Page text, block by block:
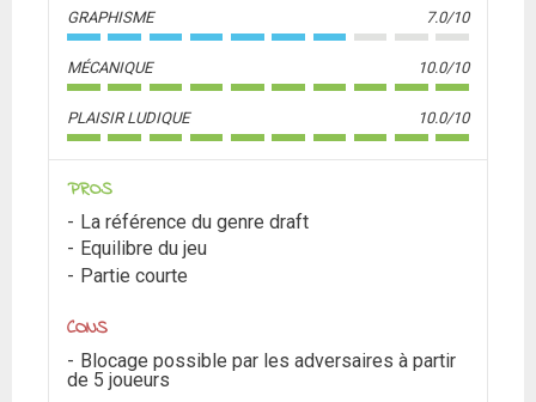
GRAPHISME 7.0/10
MÉCANIQUE 10.0/10
PLAISIR LUDIQUE 10.0/10
PROS
La référence du genre draft
Equilibre du jeu
Partie courte
CONS
Blocage possible par les adversaires à partir
de 5 joueurs